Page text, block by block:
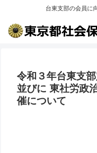
台東支部の会員に
令和３年台東支
並びに 東社労政
催について